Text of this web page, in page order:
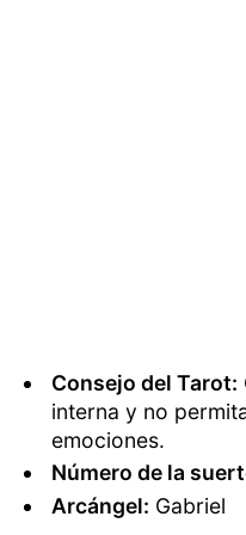
Consejo del Tarot:
interna y no
emociones.
Número de la
Arcángel: Gabriel